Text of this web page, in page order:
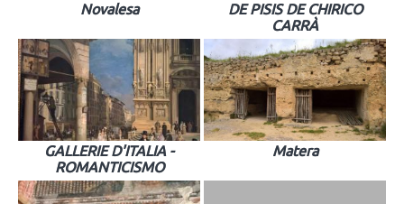
Novalesa
DE PISIS DE CHIRICO
CARRÀ
GALLERIE D'ITALIA -
ROMANTICISMO
Matera